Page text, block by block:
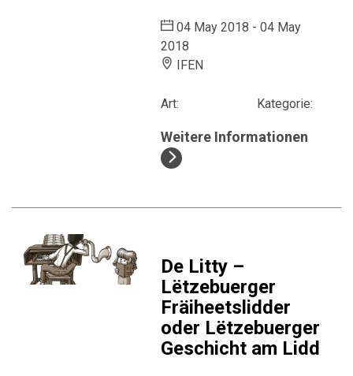
04 May 2018 - 04 May
2018
IFEN
Art: Kategorie:
Weitere Informationen
De Litty –
Lëtzebuerger
Fräiheetslidder
oder Lëtzebuerger
Geschicht am Lidd